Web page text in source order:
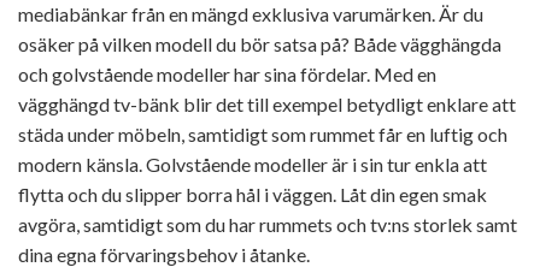
mediabänkar från en mängd exklusiva varumärken. Är du
osäker på vilken modell du bör satsa på? Både vägghängda
och golvstående modeller har sina fördelar. Med en
vägghängd tv-bänk blir det till exempel betydligt enklare att
städa under möbeln, samtidigt som rummet får en luftig och
modern känsla. Golvstående modeller är i sin tur enkla att
flytta och du slipper borra hål i väggen. Låt din egen smak
avgöra, samtidigt som du har rummets och tv:ns storlek samt
dina egna förvaringsbehov i åtanke.